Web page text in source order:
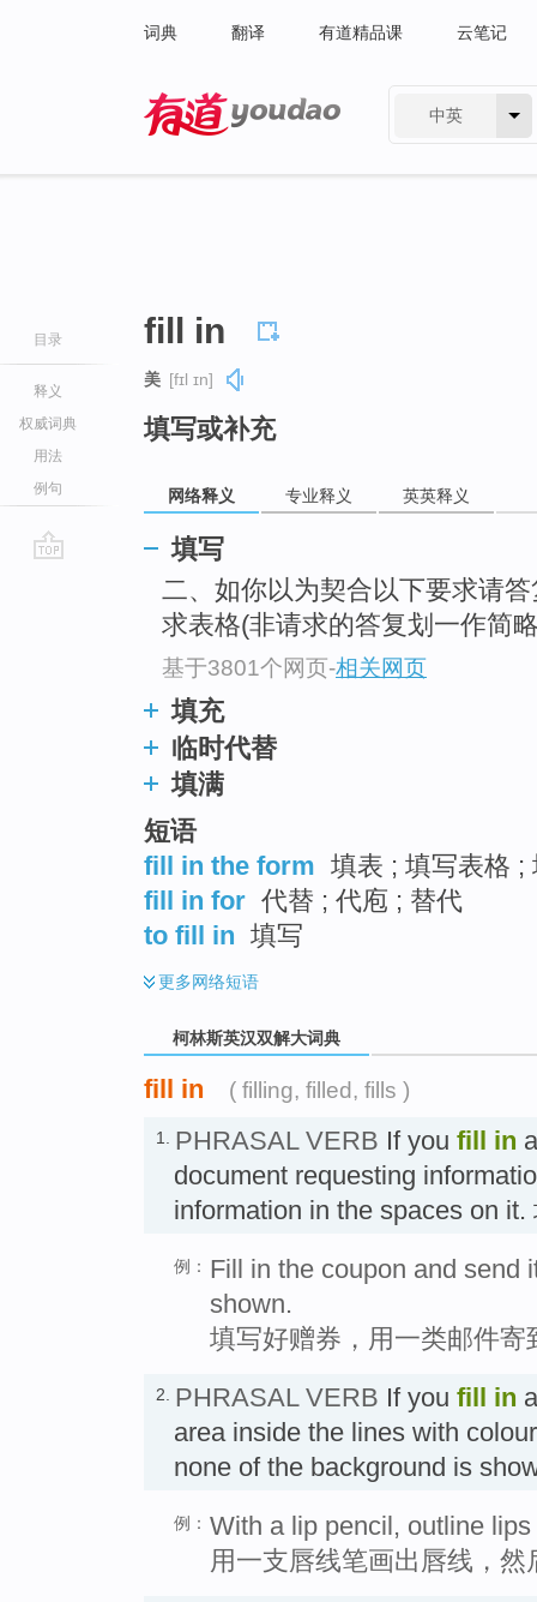
词典 翻译 有道精品课 云笔记
中英
目录
释义
权威词典
用法
例句
fill in
美 [fɪl ɪn]
填写或补充
网络释义 专业释义 英英释义
填写
二、如你以为契合以下要求请
求表格(非请求的答复划一作简
基于3801个网页-相关网页
填充
临时代替
填满
短语
fill in the form 填表 ; 填写表格 ;
fill in for 代替 ; 代庖 ; 替代
to fill in 填写
更多网络短语
柯林斯英汉双解大词典
fill in ( filling, filled, fills )
1. PHRASAL VERB If you fill in
document requesting
information in the spaces on it.
例： Fill in the coupon and send
shown.
填写好赠券，用一类邮件寄
2. PHRASAL VERB If you fill in
area inside the lines with
none of the background is
例： With a lip pencil, outline
用一支唇线笔画出唇线，然